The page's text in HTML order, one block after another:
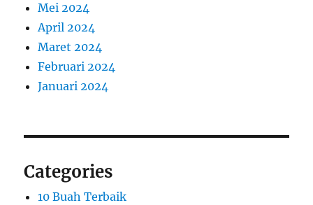
Mei 2024
April 2024
Maret 2024
Februari 2024
Januari 2024
Categories
10 Buah Terbaik